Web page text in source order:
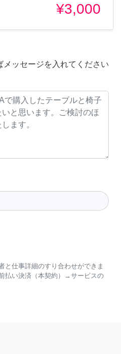
¥3,000
ッセージを入れてください
と仕事詳細のすり合わせができま
払い決済（本契約）→サービスの